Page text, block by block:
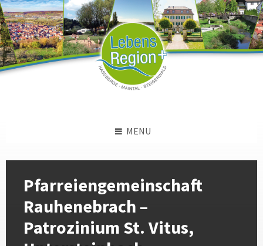
Skip
to
content
Skip
to
left
sidebar
Skip
to
footer
MENU
Pfarreiengemeinschaft
Rauhenebrach –
Patrozinium St. Vitus,